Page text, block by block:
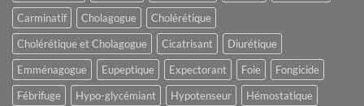
Carminatif
Cholagogue
Cholérétique
Cholérétique et Cholagogue
Cicatrisant
Diurétique
Emménagogue
Eupeptique Expectorant Foie
Fongicide
Fébrifuge
Hypo-glycémiant Hypotenseur
Hémostatique